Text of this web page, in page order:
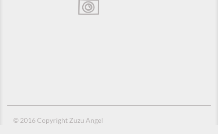
© 2016 Copyright Zuzu Angel